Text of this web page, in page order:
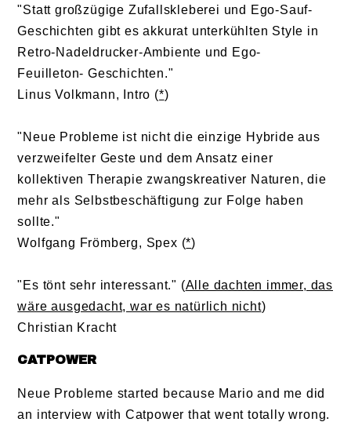
"Statt großzügige Zufallskleberei und Ego-Sauf-
Geschichten gibt es akkurat unterkühlten Style in
Retro-Nadeldrucker-Ambiente und Ego-
Feuilleton- Geschichten."
Linus Volkmann, Intro (*)
"Neue Probleme ist nicht die einzige Hybride aus
verzweifelter Geste und dem Ansatz einer
kollektiven Therapie zwangskreativer Naturen, die
mehr als Selbstbeschäftigung zur Folge haben
sollte."
Wolfgang Frömberg, Spex (*)
"Es tönt sehr interessant." (Alle dachten immer, das
wäre ausgedacht, war es natürlich nicht)
Christian Kracht
CATPOWER
Neue Probleme started because Mario and me did
an interview with Catpower that went totally wrong.